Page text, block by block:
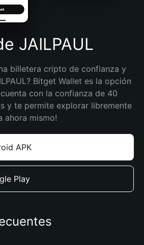
JAILPAUL
billetera cripto de confianza y
Bitget Wallet es la opción
con la confianza de 40
y te permite explorar libremente
ahora mismo!
APK
Play